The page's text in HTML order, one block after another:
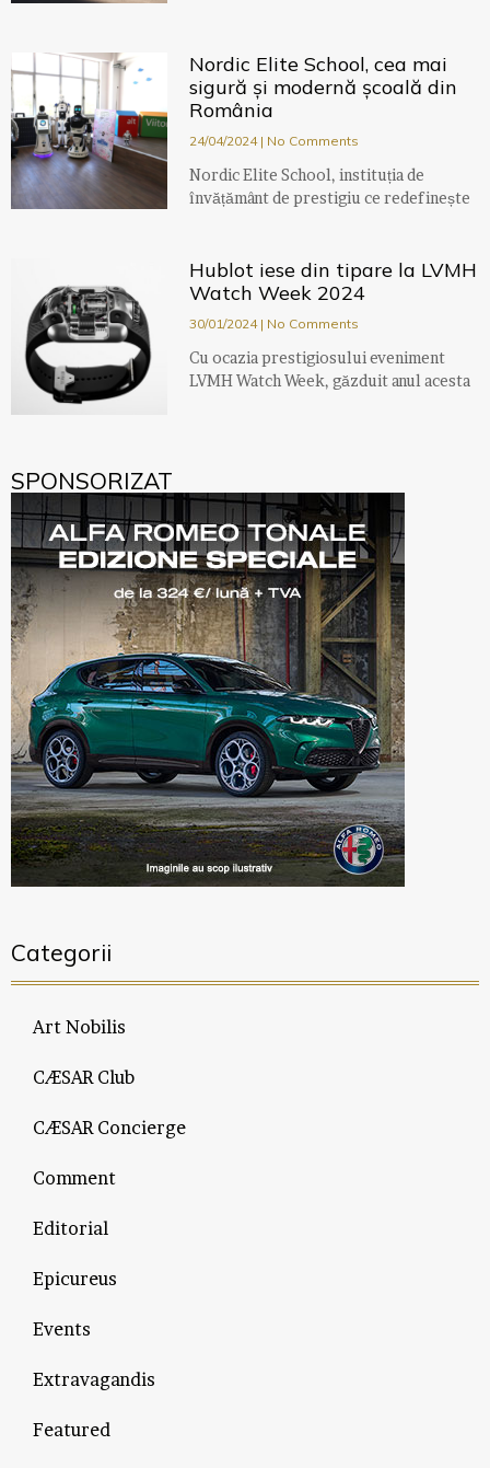
Nordic Elite School, cea mai
sigură și modernă școală din
România
24/04/2024 No Comments
Nordic Elite School, instituția de
învățământ de prestigiu ce redefinește
Hublot iese din tipare la LVMH
Watch Week 2024
30/01/2024 No Comments
Cu ocazia prestigiosului eveniment
LVMH Watch Week, găzduit anul acesta
SPONSORIZAT
Categorii
Art Nobilis
CÆSAR Club
CÆSAR Concierge
Comment
Editorial
Epicureus
Events
Extravagandis
Featured